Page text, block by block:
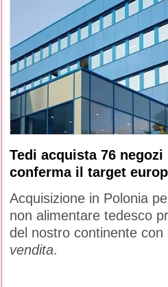
Tedi acquista 76
conferma il target
Acquisizione in Polonia
non alimentare tedesco
del nostro continente con
vendita.